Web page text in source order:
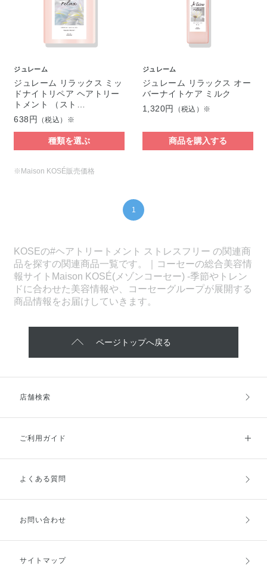
ジュレーム
ジュレーム リラックス ミッ
ドナイトリペア ヘアトリー
トメント （スト…
638円
（税込）※
種類を選ぶ
ジュレーム
ジュレーム リラックス オー
バーナイトケア ミルク
1,320円
（税込）※
商品を購入する
※Maison KOSÉ販売価格
1
KOSEの#ヘアトリートメント ストレスフリー の関連商
品を探すの関連商品一覧です。｜コーセーの総合美容情
報サイトMaison KOSÉ(メゾンコーセー) -季節やトレン
ドに合わせた美容情報や、コーセーグループが展開する
商品情報をお届けしていきます。
ページトップへ戻る
店舗検索
ご利用ガイド
ご利用ガイドトップ
お支払方法
キャンセル・返品・交換
よくある質問
お問い合わせ
サイトマップ